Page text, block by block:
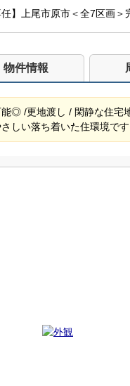
任】上尾市原市＜全7区画＞
物件情報
◎ /更地渡し / 閑静な住宅
しい落ち着いた住環境です